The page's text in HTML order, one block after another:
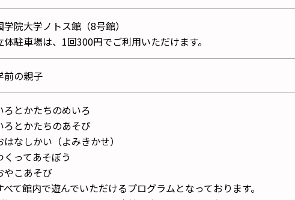
学院大学ノトス館（8号館）
駐車場は、1回300円でご利用いただけます。
前の親子
ろとかたちのめいろ
ろとかたちのあそび
はなしかい（よみきかせ）
くってあそぼう
やこあそび
て館内で遊んでいただけるプログラムとなっております。